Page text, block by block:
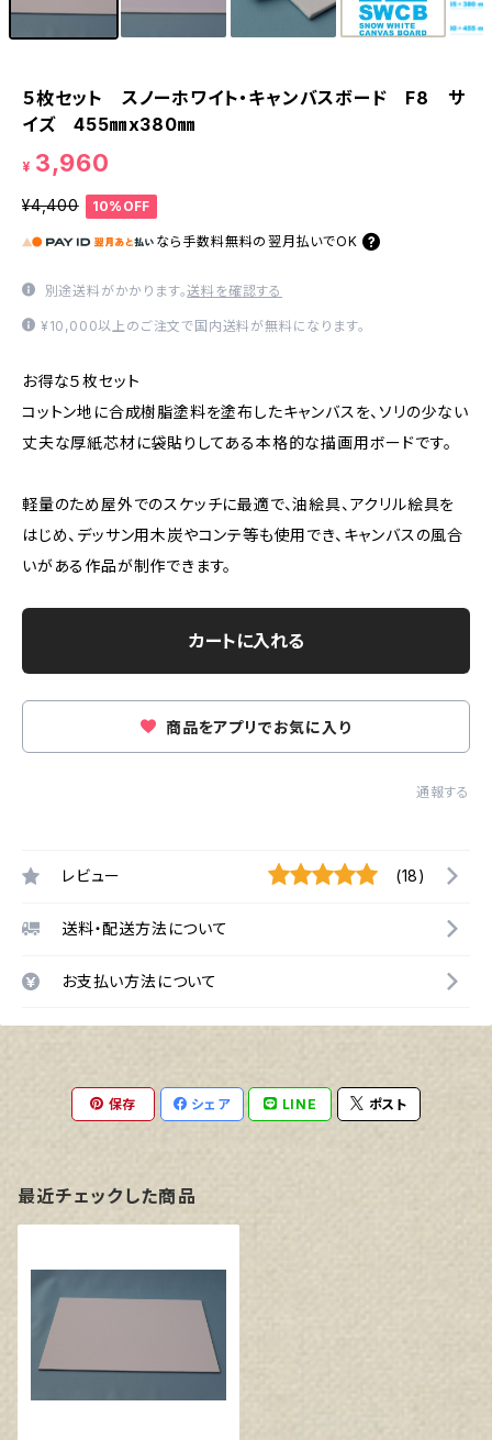
５枚セット スノーホワイト・キャンバスボード F8 サ
イズ 455㎜x380㎜
¥ 3,960
¥4,400 10%OFF
なら 手数料無料の 翌月払いでOK
別途送料がかかります。送料を確認する
¥10,000以上のご注文で国内送料が無料になります。
お得な５枚セット
コットン地に合成樹脂塗料を塗布したキャンバスを、ソリの少ない
丈夫な厚紙芯材に袋貼りしてある本格的な描画用ボードです。
軽量のため屋外でのスケッチに最適で、油絵具、アクリル絵具を
はじめ、デッサン用木炭やコンテ等も使用でき、キャンバスの風合
いがある作品が制作できます。
カートに入れる
商品をアプリでお気に入り
通報する
レビュー (18)
送料・配送方法について
お支払い方法について
保存 シェア LINE ポスト
最近チェックした商品